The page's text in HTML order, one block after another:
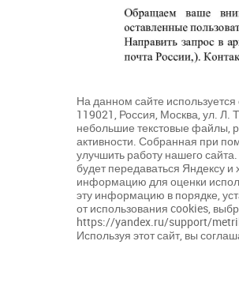
На данном сайте
119021, Россия, Москва, ул. Л.
небольшие текстовые файлы,
активности. Собранная при
улучшить работу нашего
будет передаваться Яндексу
информацию для оценки
эту информацию в порядке,
от использования cookies,
https://yandex.ru/support/
Используя этот сайт, вы